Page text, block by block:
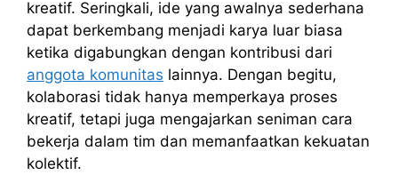
kreatif. Seringkali, ide yang awalnya sederhana
dapat berkembang menjadi karya luar biasa
ketika digabungkan dengan kontribusi dari
anggota komunitas lainnya. Dengan begitu,
kolaborasi tidak hanya memperkaya proses
kreatif, tetapi juga mengajarkan seniman cara
bekerja dalam tim dan memanfaatkan kekuatan
kolektif.